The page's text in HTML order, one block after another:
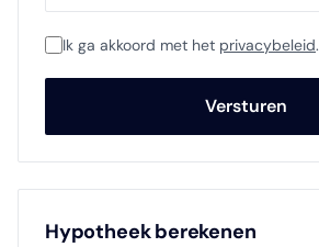
Ik ga akkoord met het privacybeleid.
Versturen
Hypotheek berekenen